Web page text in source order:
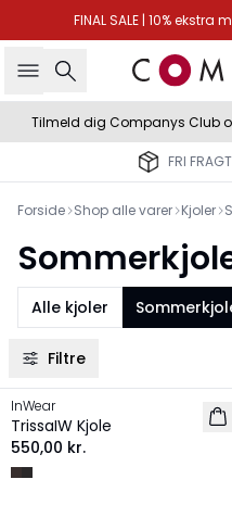
FINAL SALE | 10%
Søg
Tilmeld dig Companys Club
FRI
Forside Shop alle varer Kjoler
Alle kjoler
Filtre
NYHED
InWear
TrissaIW Kjole
550,00 kr.